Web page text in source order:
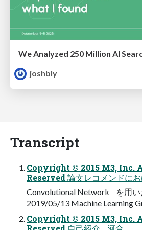
joshbly
Transcript
Copyright © 2015 M3, Inc.
Reserved 論文レコメンドに
Convolutional Network を用
2019/05/13 Machine Learning
Copyright © 2015 M3, Inc.